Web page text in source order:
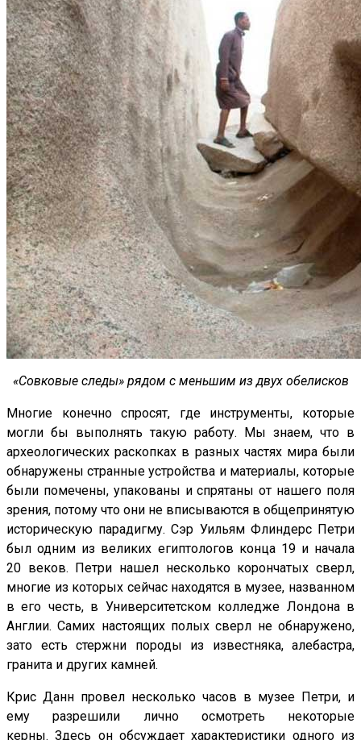
«Совковые следы» рядом с меньшим из двух обелисков
Многие конечно спросят, где инструменты, которые
могли бы выполнять такую ​​работу. Мы знаем, что в
археологических раскопках в разных частях мира были
обнаружены странные устройства и материалы, которые
были помечены, упакованы и спрятаны от нашего поля
зрения, потому что они не вписываются в общепринятую
историческую парадигму. Сэр Уильям Флиндерс Петри
был одним из великих египтологов конца 19 и начала
20 веков. Петри нашел несколько корончатых сверл,
многие из которых сейчас находятся в музее, названном
в его честь, в Университетском колледже Лондона в
Англии. Самих настоящих полых сверл не обнаружено,
зато есть стержни породы из известняка, алебастра,
гранита и других камней.
Крис Данн провел несколько часов в музее Петри, и
ему разрешили лично осмотреть некоторые
керны. Здесь он обсуждает характеристики одного из